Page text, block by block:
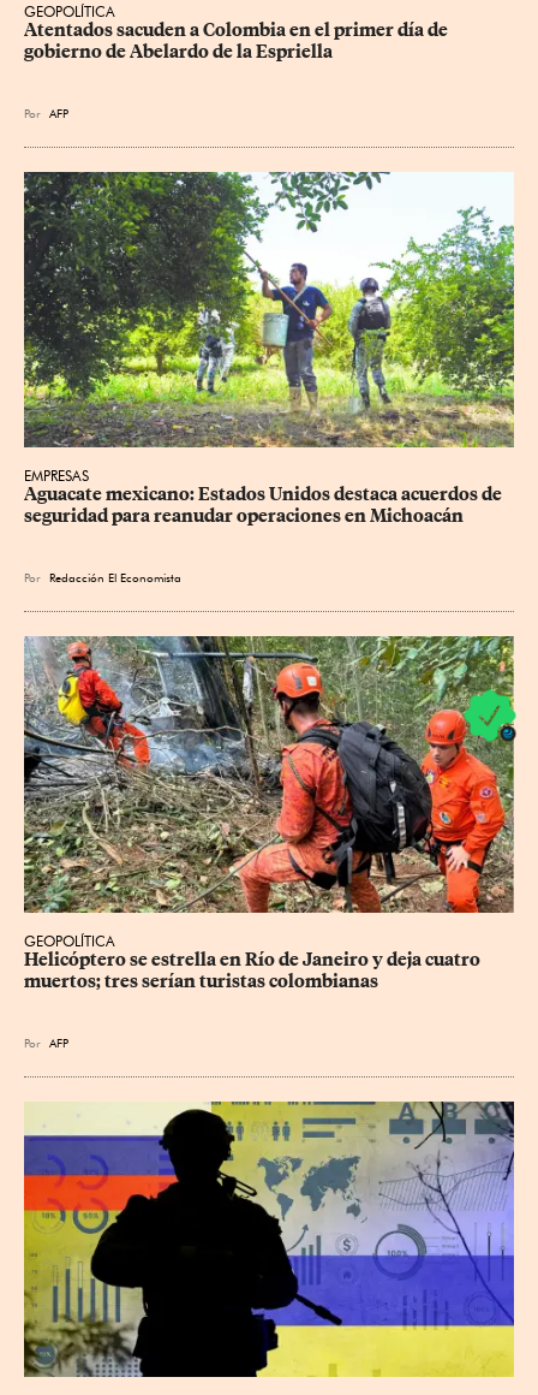
GEOPOLÍTICA
Atentados sacuden a Colombia en el primer día de
gobierno de Abelardo de la Espriella
Por AFP
EMPRESAS
Aguacate mexicano: Estados Unidos destaca acuerdos de
seguridad para reanudar operaciones en Michoacán
Por Redacción El Economista
GEOPOLÍTICA
Helicóptero se estrella en Río de Janeiro y deja cuatro
muertos; tres serían turistas colombianas
Por AFP